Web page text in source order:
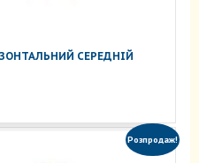
СЕРЕДНІЙ
Розпродаж!